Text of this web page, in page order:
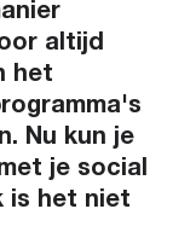
altijd
het
Nu kun je
je social
is het niet